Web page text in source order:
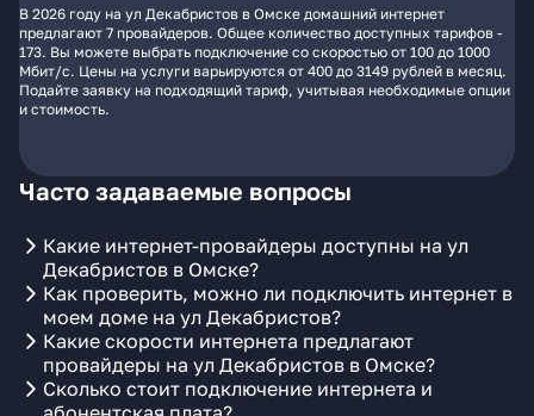
В 2026 году на ул Декабристов в Омске домашний интернет
предлагают 7 провайдеров. Общее количество доступных тарифов -
173. Вы можете выбрать подключение со скоростью от 100 до 1000
Мбит/с. Цены на услуги варьируются от 400 до 3149 рублей в месяц.
Подайте заявку на подходящий тариф, учитывая необходимые опции
и стоимость.
Часто задаваемые вопросы
Какие интернет-провайдеры доступны на ул
Декабристов в Омске?
Как проверить, можно ли подключить интернет в
моем доме на ул Декабристов?
Какие скорости интернета предлагают
провайдеры на ул Декабристов в Омске?
Сколько стоит подключение интернета и